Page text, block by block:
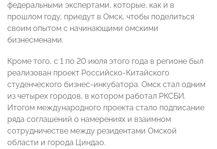
федеральными экспертами, которые, как и в
прошлом году, приедут в Омск, чтобы поделиться
своим опытом с начинающими омскими
бизнесменами.
Кроме того, с 1 по 20 июля этого года в регионе был
реализован проект Российско-Китайского
студенческого бизнес-инкубатора. Омск стал одним
из четырех городов, в котором работал РКСБИ.
Итогом международного проекта стало подписание
ряда соглашений о намерениях и взаимном
сотрудничестве между резидентами Омской
области и города Циндао.